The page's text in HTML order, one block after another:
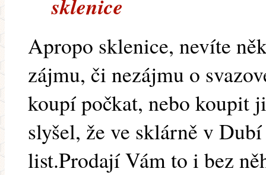
sklenice
Apropo sklenice, nevíte
zájmu, či nezájmu o
koupí počkat, nebo koupit
slyšel, že ve sklárně v
list.Prodají Vám to i bez